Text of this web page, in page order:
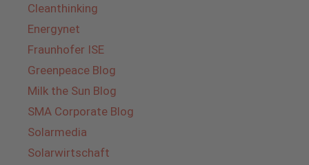
Cleanthinking
Energynet
Fraunhofer ISE
Greenpeace Blog
Milk the Sun Blog
SMA Corporate Blog
Solarmedia
Solarwirtschaft